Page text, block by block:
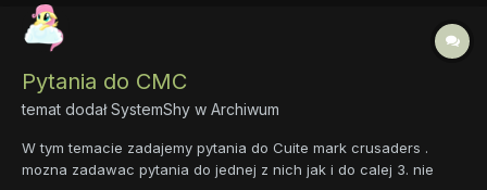
Pytania do CMC
temat dodałSystemShy w Archiwum
W tym temacie zadajemy pytania do Cuite mark crusaders .
mozna zadawac pytania do jednej z nich jak i do calej 3. nie